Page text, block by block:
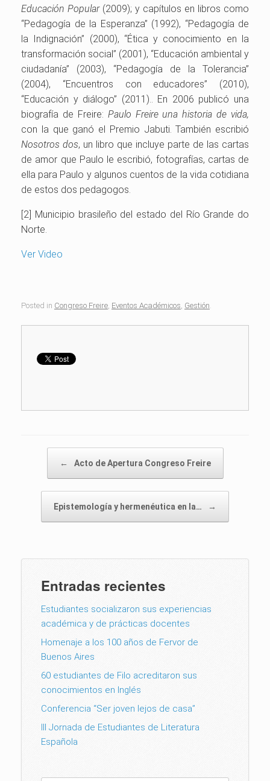
Educación Popular(2009); y capítulos en libros como
“Pedagogía de la Esperanza” (1992), “Pedagogía de
la Indignación” (2000), “Ética y conocimiento en la
transformación social” (2001), “Educación ambiental y
ciudadanía” (2003), “Pedagogía de la Tolerancia”
(2004), “Encuentros con educadores” (2010),
“Educación y diálogo” (2011).. En 2006 publicó una
biografía de Freire: Paulo Freire una historia de vida,
con la que ganó el Premio Jabuti. También escribió
Nosotros dos, un libro que incluye parte de las cartas
de amor que Paulo le escribió, fotografías, cartas de
ella para Paulo y algunos cuentos de la vida cotidiana
de estos dos pedagogos.
[2] Municipio brasileño del estado del Río Grande do
Norte.
Ver Video
Posted in Congreso Freire Eventos Académicos Gestión
← Acto de Apertura Congreso Freire
Epistemología y hermenéutica en la… →
Entradas recientes
Estudiantes socializaron sus experiencias
académica y de prácticas docentes
Homenaje a los 100 años de Fervor de
Buenos Aires
60 estudiantes de Filo acreditaron sus
conocimientos en Inglés
Conferencia “Ser joven lejos de casa”
III Jornada de Estudiantes de Literatura
Española